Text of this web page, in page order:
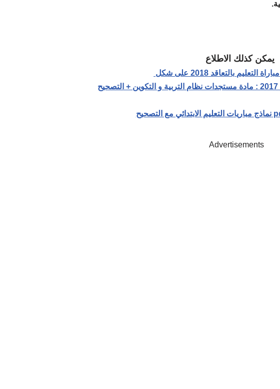
يمكن كذلك الاطلاع
Advertisements